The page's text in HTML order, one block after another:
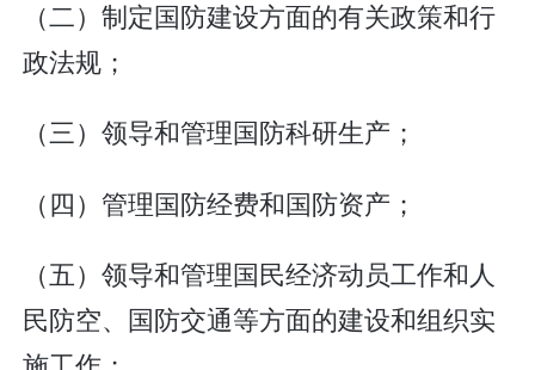
（二）制定国防建设方面的有关政策和行
政法规；
（三）领导和管理国防科研生产；
（四）管理国防经费和国防资产；
（五）领导和管理国民经济动员工作和人
民防空、国防交通等方面的建设和组织实